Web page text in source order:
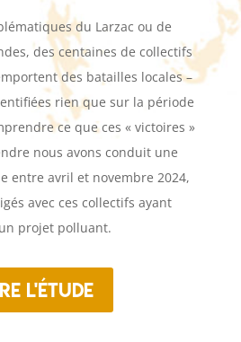
du Larzac ou de
des centaines de collectifs
des batailles locales –
rien que sur la période
ce que ces « victoires »
nous avons conduit une
entre avril et novembre 2024,
avec ces collectifs ayant
projet polluant.
l'étude